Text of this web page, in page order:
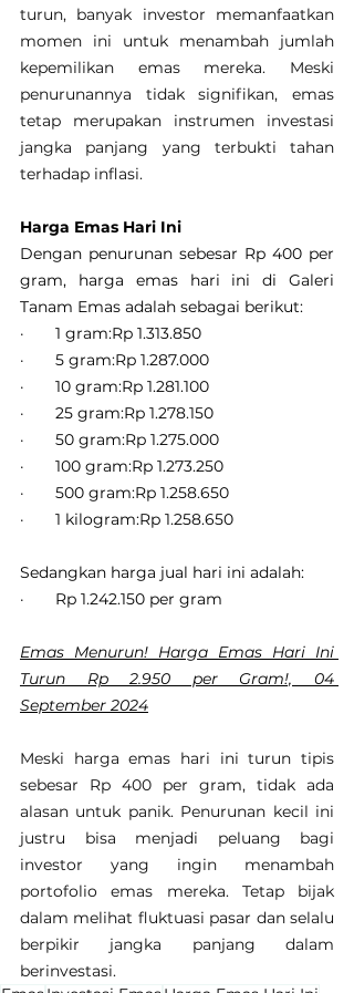
turun, banyak investor memanfaatkan
momen ini untuk menambah jumlah
kepemilikan emas mereka. Meski
penurunannya tidak signifikan, emas
tetap merupakan instrumen investasi
jangka panjang yang terbukti tahan
terhadap inflasi.
Harga Emas Hari Ini
Dengan penurunan sebesar Rp 400 per
gram, harga emas hari ini di Galeri
Tanam Emas adalah sebagai berikut:
·       1 gram:Rp 1.313.850
·       5 gram:Rp 1.287.000
·       10 gram:Rp 1.281.100
·       25 gram:Rp 1.278.150
·       50 gram:Rp 1.275.000
·       100 gram:Rp 1.273.250
·       500 gram:Rp 1.258.650
·       1 kilogram:Rp 1.258.650
Sedangkan harga jual hari ini adalah:
·       Rp 1.242.150 per gram
Emas Menurun! Harga Emas Hari Ini
Turun Rp 2.950 per Gram!, 04
September 2024
Meski harga emas hari ini turun tipis
sebesar Rp 400 per gram, tidak ada
alasan untuk panik. Penurunan kecil ini
justru bisa menjadi peluang bagi
investor yang ingin menambah
portofolio emas mereka. Tetap bijak
dalam melihat fluktuasi pasar dan selalu
berpikir jangka panjang dalam
berinvestasi.